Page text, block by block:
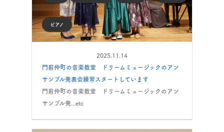
ピアノ
2025.11.14
門前仲町の音楽教室 ドリームミュージックのアン
サンブル発表会練習スタートしています
門前仲町の音楽教室 ドリームミュージックのアン
サンブル発...etc